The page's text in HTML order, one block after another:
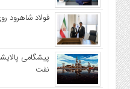
فولاد شاهرود
پیشگامی
نفت